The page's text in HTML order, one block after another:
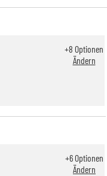
+8 Optionen
Ändern
+6Optionen
Ändern